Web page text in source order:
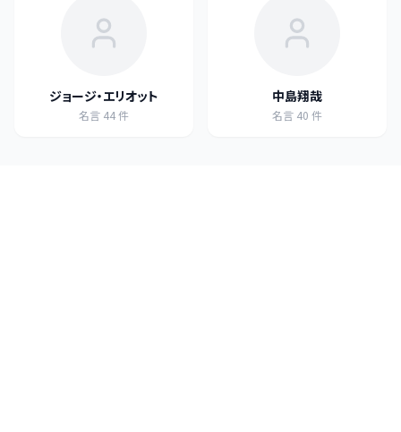
ジョージ・エリオット
名言 44件
中島翔哉
名言 40 件